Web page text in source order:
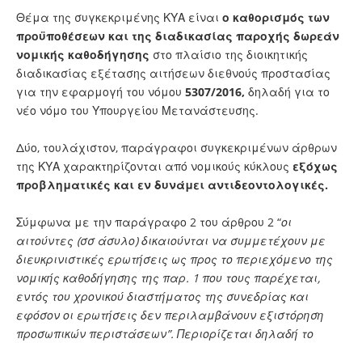
Θέμα της συγκεκριμένης ΚΥΑ είναι ο καθορισμός των
προϋποθέσεων και της διαδικασίας παροχής δωρεάν
νομικής καθοδήγησης στο πλαίσιο της διοικητικής
διαδικασίας εξέτασης αιτήσεων διεθνούς προστασίας
για την εφαρμογή του νόμου 5307/2016, δηλαδή για το
νέο νόμο του Υπουργείου Μετανάστευσης.
Δύο, τουλάχιστον, παράγραφοι συγκεκριμένων άρθρων
της ΚΥΑ χαρακτηρίζονται από νομικούς κύκλους εξόχως
προβληματικές και εν δυνάμει αντιδεοντολογικές.
Σύμφωνα με την παράγραφο 2 του άρθρου 2 “οι
αιτούντες (σσ άσυλο) δικαιούνται να συμμετέχουν με
διευκρινιστικές ερωτήσεις ως προς το περιεχόμενο της
νομικής καθοδήγησης της παρ. 1 που τους παρέχεται,
εντός του χρονικού διαστήματος της συνεδρίας και
εφόσον οι ερωτήσεις δεν περιλαμβάνουν εξιστόρηση
προσωπικών περιστάσεων”. Περιορίζεται δηλαδή το